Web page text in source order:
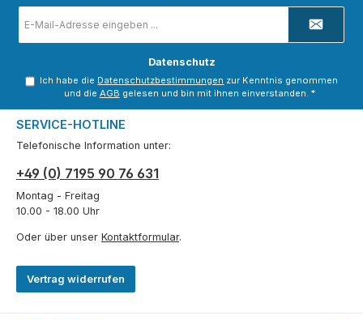
Mail-
Adresse
Datenschutz
Ich habe die Datenschutzbestimmungen zur Kenntnis genommen
und die AGB gelesen und bin mit ihnen einverstanden. *
SERVICE-HOTLINE
Telefonische Information unter:
+49 (0) 7195 90 76 631
Montag - Freitag
10.00 - 18.00 Uhr
Oder über unser Kontaktformular.
Vertrag widerrufen